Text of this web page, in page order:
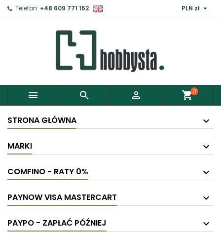
Telefon: +48 609 771 152 PLN zł 
   shopping_cart0
STRONA GŁÓWNA
MARKI
COMFINO - RATY 0%
PAYNOW VISA MASTERCART
PAYPO - ZAPŁAĆ PÓŹNIEJ